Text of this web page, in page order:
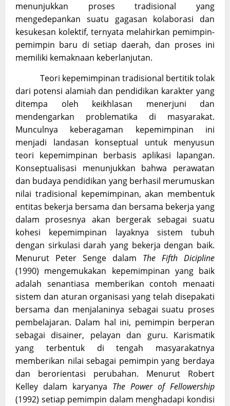
menunjukkan proses tradisional yang
mengedepankan suatu gagasan kolaborasi dan
kesukesan kolektif, ternyata melahirkan pemimpin-
pemimpin baru di setiap daerah, dan proses ini
memiliki kemaknaan keberlanjutan.
Teori kepemimpinan tradisional bertitik tolak
dari potensi alamiah dan pendidikan karakter yang
ditempa oleh keikhlasan menerjuni dan
mendengarkan problematika di masyarakat.
Munculnya keberagaman kepemimpinan ini
menjadi landasan konseptual untuk menyusun
teori kepemimpinan berbasis aplikasi lapangan.
Konseptualisasi menunjukkan bahwa perawatan
dan budaya pendidikan yang berhasil merumuskan
nilai tradisional kepemimpinan, akan membentuk
entitas bekerja bersama dan bersama bekerja yang
dalam prosesnya akan bergerak sebagai suatu
kohesi kepemimpinan layaknya sistem tubuh
dengan sirkulasi darah yang bekerja dengan baik.
Menurut Peter Senge dalam The Fifth Dicipline
(1990) mengemukakan kepemimpinan yang baik
adalah senantiasa memberikan contoh menaati
sistem dan aturan organisasi yang telah disepakati
bersama dan menjalaninya sebagai suatu proses
pembelajaran. Dalam hal ini, pemimpin berperan
sebagai disainer, pelayan dan guru. Karismatik
yang terbentuk di tengah masyarakatnya
memberikan nilai sebagai pemimpin yang berdaya
dan berorientasi perubahan. Menurut Robert
Kelley dalam karyanya The Power of Fellowership
(1992) setiap pemimpin dalam menghadapi kondisi